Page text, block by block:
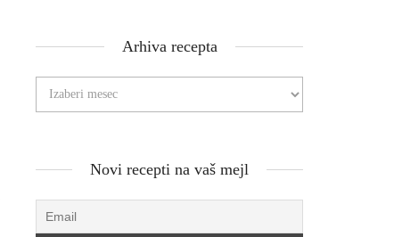
Arhiva recepta
Novi recepti na vaš mejl